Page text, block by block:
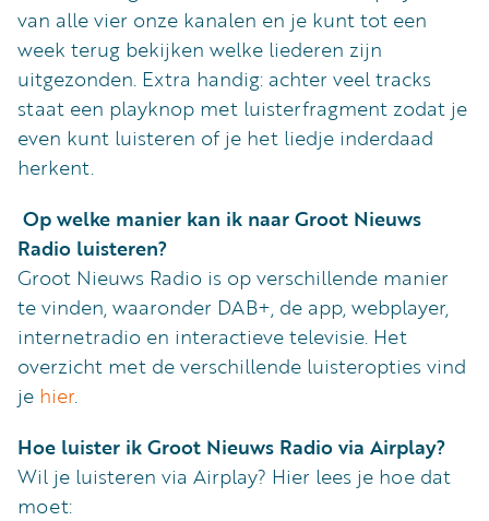
van alle vier onze kanalen en je kunt tot een
week terug bekijken welke liederen zijn
uitgezonden. Extra handig: achter veel tracks
staat een playknop met luisterfragment zodat je
even kunt luisteren of je het liedje inderdaad
herkent.
Op welke manier kan ik naar Groot Nieuws
Radio luisteren?
Groot Nieuws Radio is op verschillende manier
te vinden, waaronder DAB+, de app, webplayer,
internetradio en interactieve televisie. Het
overzicht met de verschillende luisteropties vind
je hier.
Hoe luister ik Groot Nieuws Radio via Airplay?
Wil je luisteren via Airplay? Hier lees je hoe dat
moet:
Algemene
voorwaarden